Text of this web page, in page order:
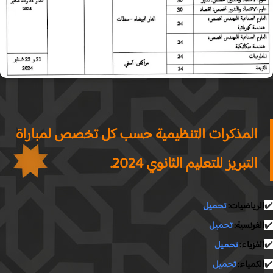
المذكرات التنظيمية حسب كل تخصص لمباراة
التبريز للتعليم الثانوي 2024.
تحميل
تحميل
تحميل
تحميل